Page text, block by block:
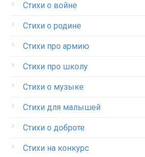
Стихи о войне
Стихи о родине
Стихи про армию
Стихи про школу
Стихи о музыке
Стихи для малышей
Стихи о доброте
Стихи на конкурс